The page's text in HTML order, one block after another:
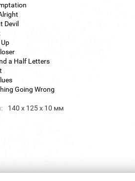
Devil
a Half Letters
Going Wrong
140 х 125 х 10 мм